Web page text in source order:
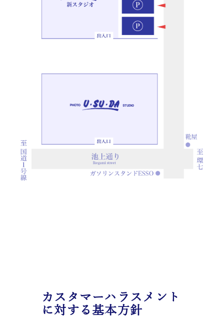
カスタマーハラスメント
に対する基本方針